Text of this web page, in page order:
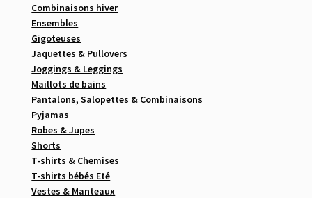
Combinaisons hiver
Ensembles
Gigoteuses
Jaquettes & Pullovers
Joggings & Leggings
Maillots de bains
Pantalons, Salopettes & Combinaisons
Pyjamas
Robes & Jupes
Shorts
T-shirts & Chemises
T-shirts bébés Eté
Vestes & Manteaux